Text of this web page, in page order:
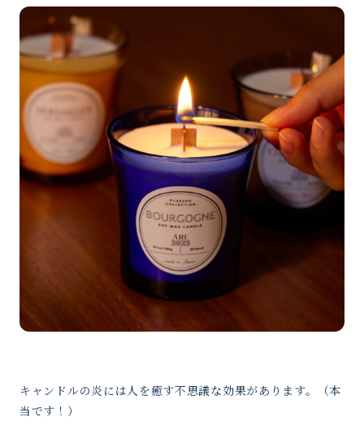
キャンドルの炎には人を癒す不思議な効果があります。（本
当です！）